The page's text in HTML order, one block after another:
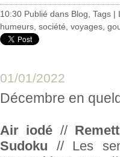
10:30 Publié dans Blog Tags |
humeurs société voyages
01/01/2022
Décembre en
Air iodé //
Sudoku // Les